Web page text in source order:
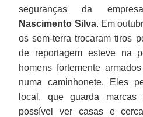
seguranças da
Nascimento Silva. Em
os sem-terra trocaram tiros
de reportagem esteve na
homens fortemente
numa caminhonete. Eles
local, que guarda
possível ver casas e